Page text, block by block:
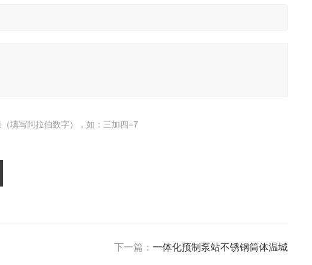
填写阿拉伯数字），如：三加四=7
下一篇： 一体化预制泵站不锈钢筒体温城